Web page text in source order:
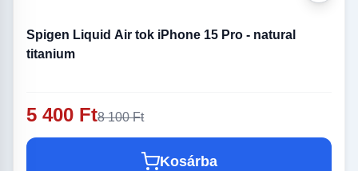
Spigen Liquid Air tok iPhone 15 Pro - natural
titanium
5 400 Ft8 100 Ft
Kosárba